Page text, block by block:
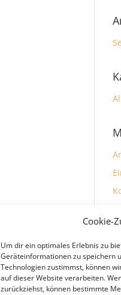
Cookie-
Um dir ein optimales Erlebnis zu
Geräteinformationen zu speichern
Technologien zustimmst, können
auf dieser Website verarbeiten.
zurückziehst, können bestimmte